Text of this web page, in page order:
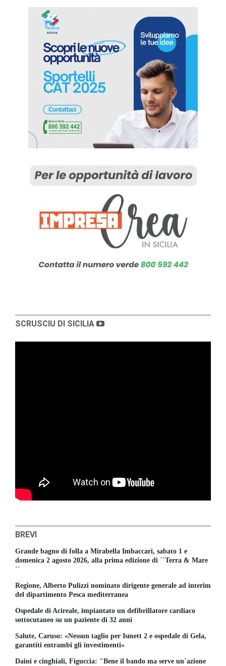
SCRUSCIU DI SICILIA
BREVI
Grande bagno di folla a Mirabella Imbaccari, sabato 1 e
domenica 2 agosto 2026, alla prima edizione di ´´Terra & Mare
´´
Regione, Alberto Pulizzi nominato dirigente generale ad interim
del dipartimento Pesca mediterranea
Ospedale di Acireale, impiantato un defibrillatore cardiaco
sottocutaneo su un paziente di 32 anni
Salute, Caruso: «Nessun taglio per Ismett 2 e ospedale di Gela,
garantiti entrambi gli investimenti»
Daini e cinghiali, Figuccia: "Bene il bando ma serve un´azione